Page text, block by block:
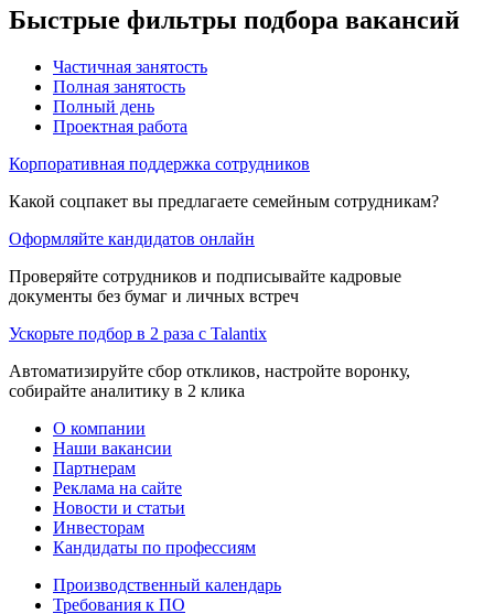
Быстрые фильтры подбора вакансий
Частичная занятость
Полная занятость
Полный день
Проектная работа
Корпоративная поддержка сотрудников
Какой соцпакет вы предлагаете семейным сотрудникам?
Оформляйте кандидатов онлайн
Проверяйте сотрудников и подписывайте кадровые
документы без бумаг и личных встреч
Ускорьте подбор в 2 раза с Talantix
Автоматизируйте сбор откликов, настройте воронку,
собирайте аналитику в 2 клика
О компании
Наши вакансии
Партнерам
Реклама на сайте
Новости и статьи
Инвесторам
Кандидаты по профессиям
Производственный календарь
Требования к ПО